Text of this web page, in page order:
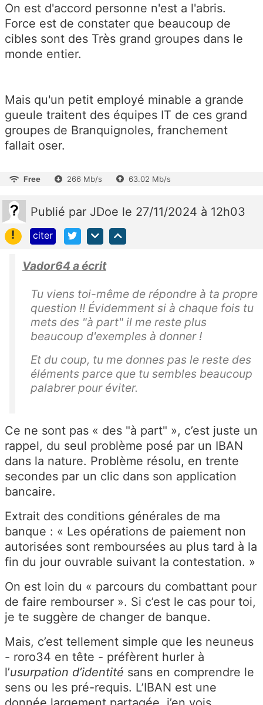
On est d'accord personne n'est a l'abris.
Force est de constater que beaucoup de
cibles sont des Très grand groupes dans le
monde entier.
Mais qu'un petit employé minable a grande
gueule traitent des équipes IT de ces grand
groupes de Branquignoles, franchement
fallait oser.
Free 266 Mb/s 63.02 Mb/s
Publié par JDoe le 27/11/2024 à 12h03
!
citer
Vador64 a écrit
Tu viens toi-même de répondre à ta propre
question !! Évidemment si à chaque fois tu
mets des "à part" il me reste plus
beaucoup d'exemples à donner !
Et du coup, tu me donnes pas le reste des
éléments parce que tu sembles beaucoup
palabrer pour éviter.
Ce ne sont pas « des "à part" », c’est juste un
rappel, du seul problème posé par un IBAN
dans la nature. Problème résolu, en trente
secondes par un clic dans son application
bancaire.
Extrait des conditions générales de ma
banque : « Les opérations de paiement non
autorisées sont remboursées au plus tard à la
fin du jour ouvrable suivant la contestation. »
On est loin du « parcours du combattant pour
de faire rembourser ». Si c’est le cas pour toi,
je te suggère de changer de banque.
Mais, c’est tellement simple que les neuneus
- roro34 en tête - préfèrent hurler à
l’usurpation d’identité sans en comprendre le
sens ou les pré-requis. L’IBAN est une